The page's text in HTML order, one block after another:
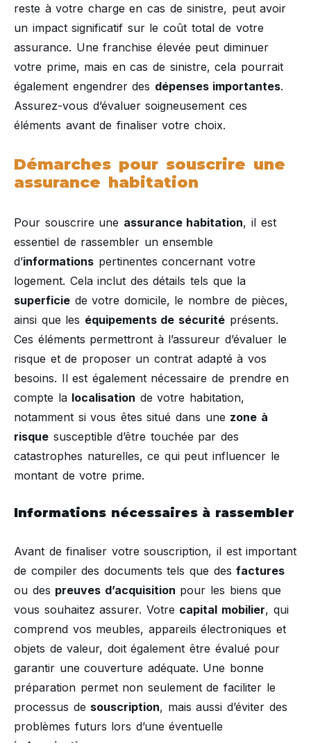
reste à votre charge en cas de sinistre, peut avoir
un impact significatif sur le coût total de votre
assurance. Une franchise élevée peut diminuer
votre prime, mais en cas de sinistre, cela pourrait
également engendrer des dépenses importantes.
Assurez-vous d’évaluer soigneusement ces
éléments avant de finaliser votre choix.
Démarches pour souscrire une
assurance habitation
Pour souscrire une assurance habitation, il est
essentiel de rassembler un ensemble
d’informations pertinentes concernant votre
logement. Cela inclut des détails tels que la
superficie de votre domicile, le nombre de pièces,
ainsi que les équipements de sécurité présents.
Ces éléments permettront à l’assureur d’évaluer le
risque et de proposer un contrat adapté à vos
besoins. Il est également nécessaire de prendre en
compte la localisation de votre habitation,
notamment si vous êtes situé dans une zone à
risque susceptible d’être touchée par des
catastrophes naturelles, ce qui peut influencer le
montant de votre prime.
Informations nécessaires à rassembler
Avant de finaliser votre souscription, il est important
de compiler des documents tels que desfactures
ou des preuves d’acquisition pour les biens que
vous souhaitez assurer. Votre capital mobilier, qui
comprend vos meubles, appareils électroniques et
objets de valeur, doit également être évalué pour
garantir une couverture adéquate. Une bonne
préparation permet non seulement de faciliter le
processus de souscription, mais aussi d’éviter des
problèmes futurs lors d’une éventuelle